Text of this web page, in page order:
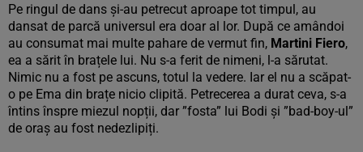
Pe ringul de dans și-au petrecut aproape tot timpul, au
dansat de parcă universul era doar al lor. După ce amândoi
au consumat mai multe pahare de vermut fin, Martini Fiero,
ea a sărit în brațele lui. Nu s-a ferit de nimeni, l-a sărutat.
Nimic nu a fost pe ascuns, totul la vedere. Iar el nu a scăpat-
o pe Ema din brațe nicio clipită. Petrecerea a durat ceva, s-a
întins înspre miezul nopții, dar ”fosta” lui Bodi și ”bad-boy-ul”
de oraș au fost nedezlipiți.